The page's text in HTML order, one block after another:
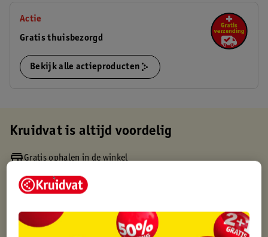
Actie
Gratis thuisbezorgd
Bekijk alle actieproducten
Kruidvat is altijd voordelig
Gratis ophalen in de winkel
Gratis thuisbezorgd vanaf 50.00
Gratis punten met je Kruidvat kaart